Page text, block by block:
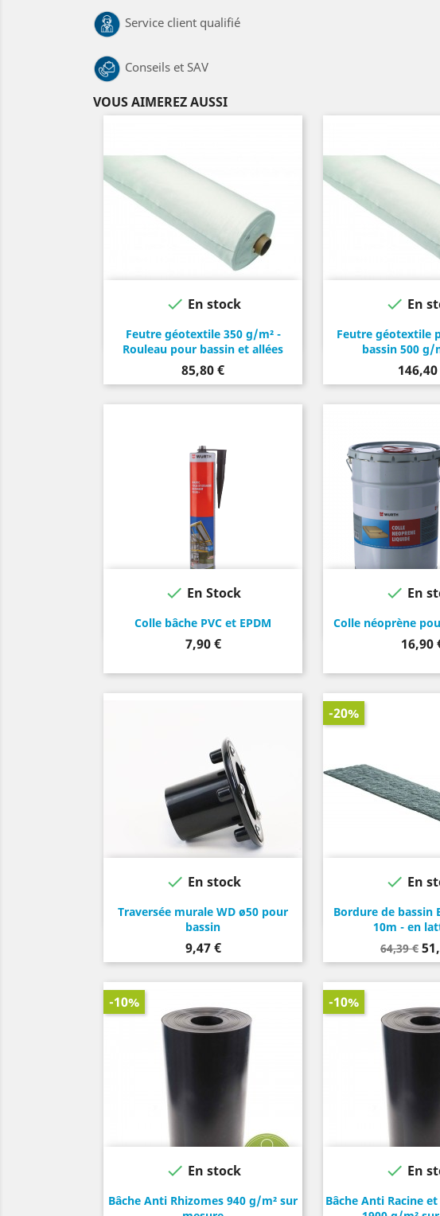
Service client qualifié
Conseils et SAV
VOUS AIMEREZ AUSSI
Feutre géotextile 350 g/m² -
Rouleau pour bassin et allées
Prix
85,80 €
 En stock
Feutre géotextile
bassin 500 g/
Prix
 En
Colle bâche PVC et EPDM
Prix
7,90 €
 En Stock
Noir
Colle néoprène
Prix
16,90
 En
Traversée murale WD ø50 pour
bassin
Prix
9,47 €
 En stock
Bordure de bassin
10m - en
Prix
de
base
64,39 €
-20%
 En
Gris
Bâche Anti Rhizomes 940 g/m² sur
-10%
 En stock
Bâche Anti Racine
-10%
 En